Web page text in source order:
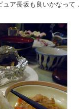
ア長坂も良いかなって